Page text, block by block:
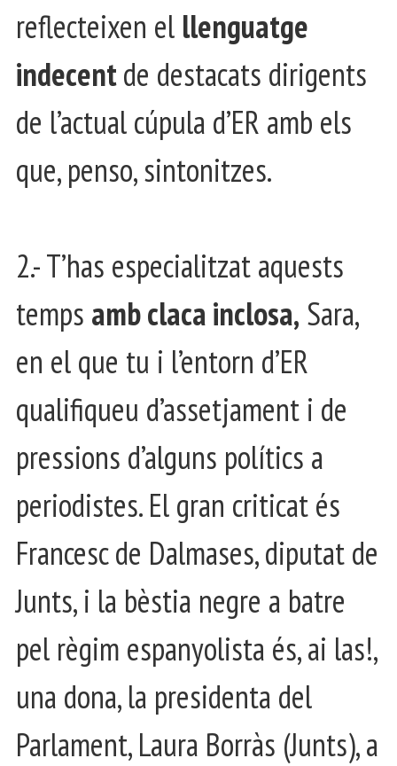
reflecteixen el llenguatge
indecentde destacats dirigents
de l’actual cúpula d’ER amb els
que, penso, sintonitzes.
2.- T’has especialitzat aquests
temps amb claca inclosa, Sara,
en el que tu i l’entorn d’ER
qualifiqueu d’assetjament i de
pressions d’alguns polítics a
periodistes. El gran criticat és
Francesc de Dalmases, diputat de
Junts, i la bèstia negre a batre
pel règim espanyolista és, ai las!,
una dona, la presidenta del
Parlament, Laura Borràs (Junts), a